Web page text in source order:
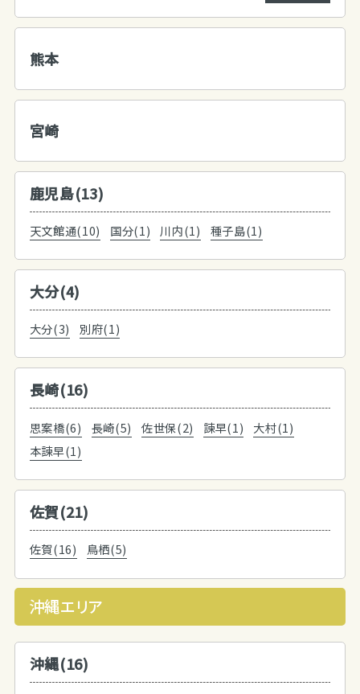
熊本
宮崎
鹿児島(13)
天文館通(10) 国分(1) 川内(1) 種子島(1)
大分(4)
大分(3) 別府(1)
長崎(16)
思案橋(6) 長崎(5) 佐世保(2) 諫早(1)
大村(1)
本諫早(1)
佐賀(21)
佐賀(16) 鳥栖(5)
沖縄エリア
沖縄(16)